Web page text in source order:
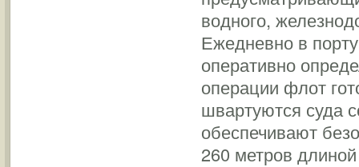
водного,
Ежедневно в порту
оперативно
операции флот
швартуются суда
обеспечивают
260 метров